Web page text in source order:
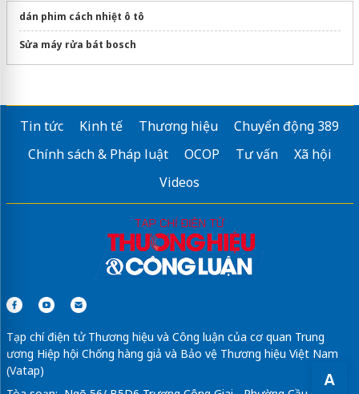
A
dán phim cách nhiệt ô tô
Sửa máy rửa bát bosch
Tin tức Kinh tế Thương hiệu
Chuyển động 389
Chính sách & Pháp luật
OCOP Tư vấn
Xã hội
Videos
Tạp chí điện tử Thương hiệu và Công luận của cơ quan Trung
ương Hiệp hội Chống hàng giả và Bảo vệ Thương hiệu Việt Nam
(Vatap)